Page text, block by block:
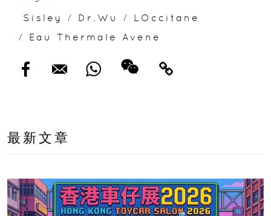
Sisley
/ Dr.Wu /
LOccitane
/
Eau Thermale Avene
最新文章